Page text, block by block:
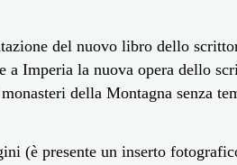
del nuovo libro dello
a Imperia la nuova opera dello
della Montagna senza
(è presente un inserto